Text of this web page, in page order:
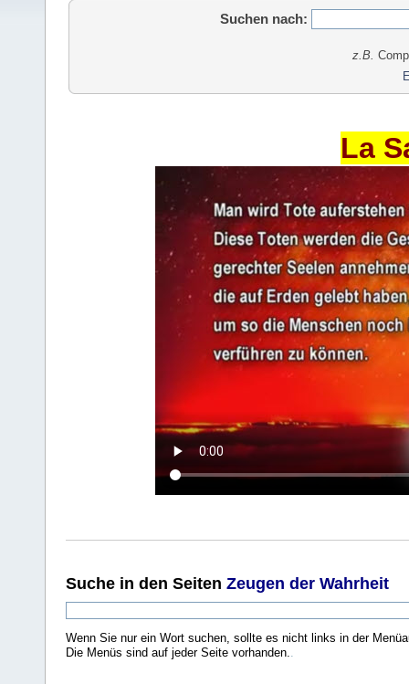
Suchen nach:
z.B.
La
Suche in den Seiten Zeugen der Wahrheit
Wenn Sie nur ein Wort suchen, sollte es nicht links in der
Die Menüs sind auf jeder Seite vorhanden..